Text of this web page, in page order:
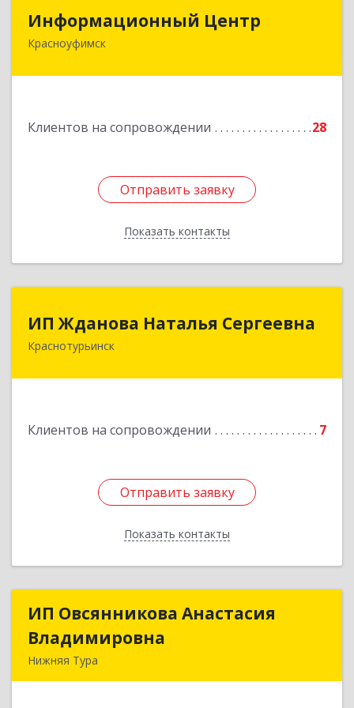
Информационный Центр
Красноуфимск
Клиентов на сопровождении 28
Отправить заявку
Показать контакты
Информационный Центр
623300, Свердловская обл, Красноуфимск г,
Отправить заявку
Назад
ИП Жданова Наталья Сергеевна
Краснотурьинск
Клиентов на сопровождении 7
Отправить заявку
Показать контакты
Отправить заявку
Назад
ИП Овсянникова Анастасия
Владимировна
Нижняя Тура
ИП Овсянникова Анастасия